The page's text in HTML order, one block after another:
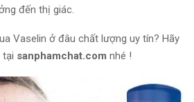
đến thị giác.
Vaselin ở đâu chất lượng uy tín? Hãy
tại sanphamchat.com nhé !